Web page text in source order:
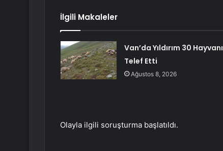
İlgili Makaleler
Van’da Yıldırım 30 Hayvanı
Telef Etti
Ağustos 8, 2026
Olayla ilgili soruşturma başlatıldı.